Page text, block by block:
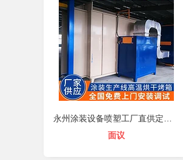
面议